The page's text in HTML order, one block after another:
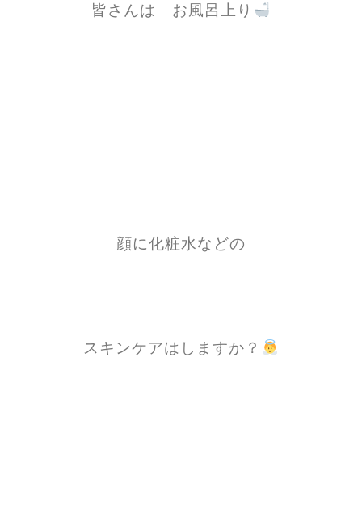
皆さんは お風呂上り
顔に化粧水などの
スキンケアはしますか？